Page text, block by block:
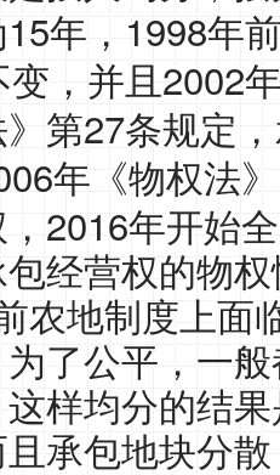
15年，1998年
变，并且2002
第27条规定
年《物权法
2016年开始
经营权的物
农地制度上面
了公平，一
样均分的结
承包地块分